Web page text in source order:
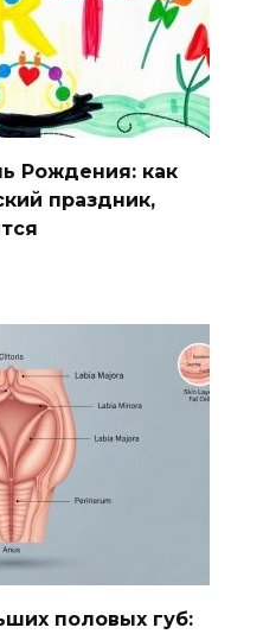
Рождения: как
праздник,
половых губ: